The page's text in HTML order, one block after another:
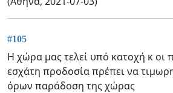
#105
Η χώρα μας τελεί υπό κατοχή κ οι
εσχάτη προδοσία πρέπει να
όρων παράδοση της χώρας